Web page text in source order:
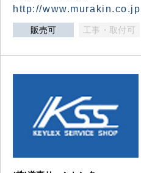
http://www.murakin.co.jp
販売可 工事・取付可